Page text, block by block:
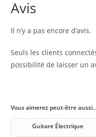
Avis
Il n’y a pas encore d’avis.
Seuls les clients
possibilité de laisser un
Vous aimerez peut-être
Guitare Électrique